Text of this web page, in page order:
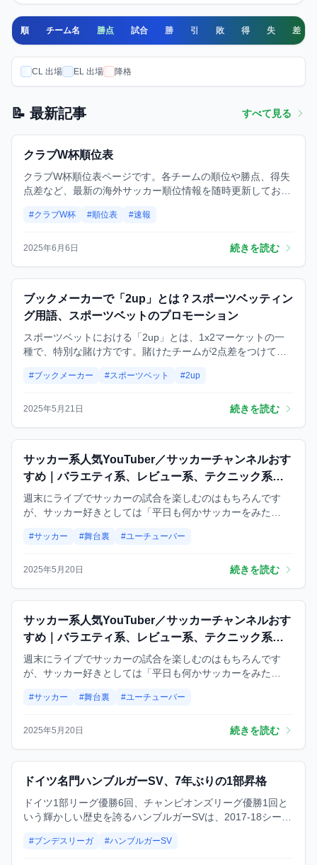
順 チーム名 勝点 試合 勝 引 敗 得 失 差
CL 出場 EL 出場 降格
📝 最新記事 すべて見る
クラブW杯順位表
順位表
クラブW杯順位表
クラブW杯順位表ページです。各チームの順位や勝点、得失
点差など、最新の海外サッカー順位情報を随時更新してお届
海外サッカーページです。
#クラブW杯 #順位表 #速報
2025年6月6日 続きを読む
予想
ブックメーカーで「2up」とは？スポーツベッティン
グ用語、スポーツベットのプロモーション
スポーツベットにおける「2up」とは、1x2マーケットの一
種で、特別な賭け方です。賭けたチームが2点差をつけてリ
中と見なされ、配当が得られます。
#ブックメーカー #スポーツベット #2up
2025年5月21日 続きを読む
試合
サッカー系人気YouTuber／サッカーチャンネルおす
すめ｜バラエティ系、レビュー系、テクニック系な
ど
週末にライブでサッカーの試合を楽しむのはもちろんです
が、サッカー好きとしては「平日も何かサッカーをみた
かり暇つぶしの定番となった「YouTube」は最強の味方。
#サッカー #舞台裏 #ユーチューバー
2025年5月20日 続きを読む
サッカー系人気YouTuber／サッカ
試合
サッカー系人気YouTuber／サッカーチャンネルおす
すめ｜バラエティ系、レビュー系、テクニック系拿
懂
週末にライブでサッカーの試合を楽しむのはもちろんです
が、サッカー好きとしては「平日も何かサッカーをみた
かり暇つぶしの定番となった「YouTube」は最強の味方。
#サッカー #舞台裏 #ユーチューバー
2025年5月20日 続きを読む
試合
ドイツ名門ハンブルガーSV、7年ぶりの1部昇格
ドイツ1部リーグ優勝6回、チャンピオンズリーグ優勝1回と
いう輝かしい歴史を誇るハンブルガーSVは、2017-18シーズ
験しました。しかし、来シーズンにはついに1部復帰を果た
#ブンデスリーガ #ハンブルガーSV